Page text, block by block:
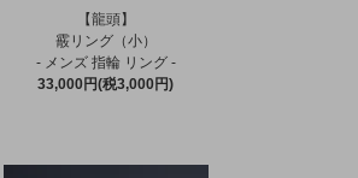
【龍頭】
霰リング（小）
- メンズ 指輪 リング -
33,000円(税3,000円)